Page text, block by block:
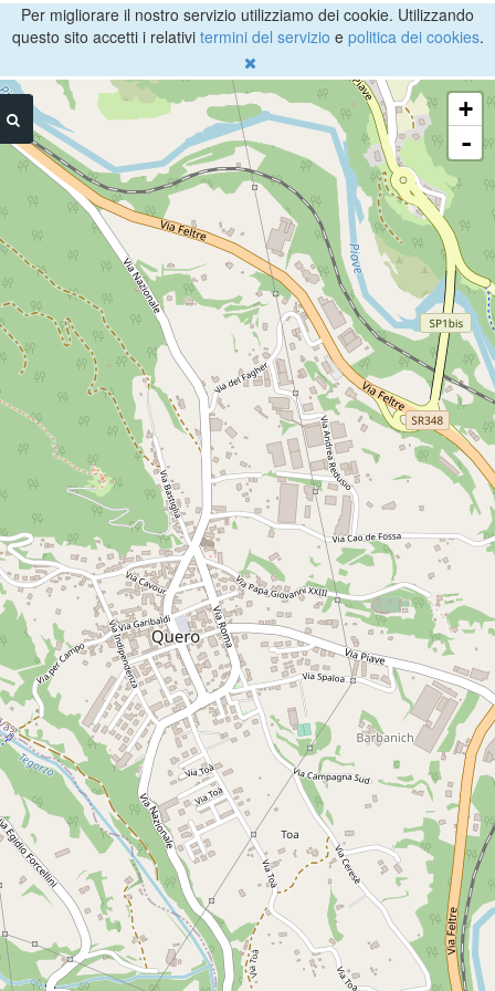
Per migliorare il nostro servizio utilizziamo dei cookie. Utilizzando
questo sito accetti i relativi termini del servizio e politica dei cookies.
+
-